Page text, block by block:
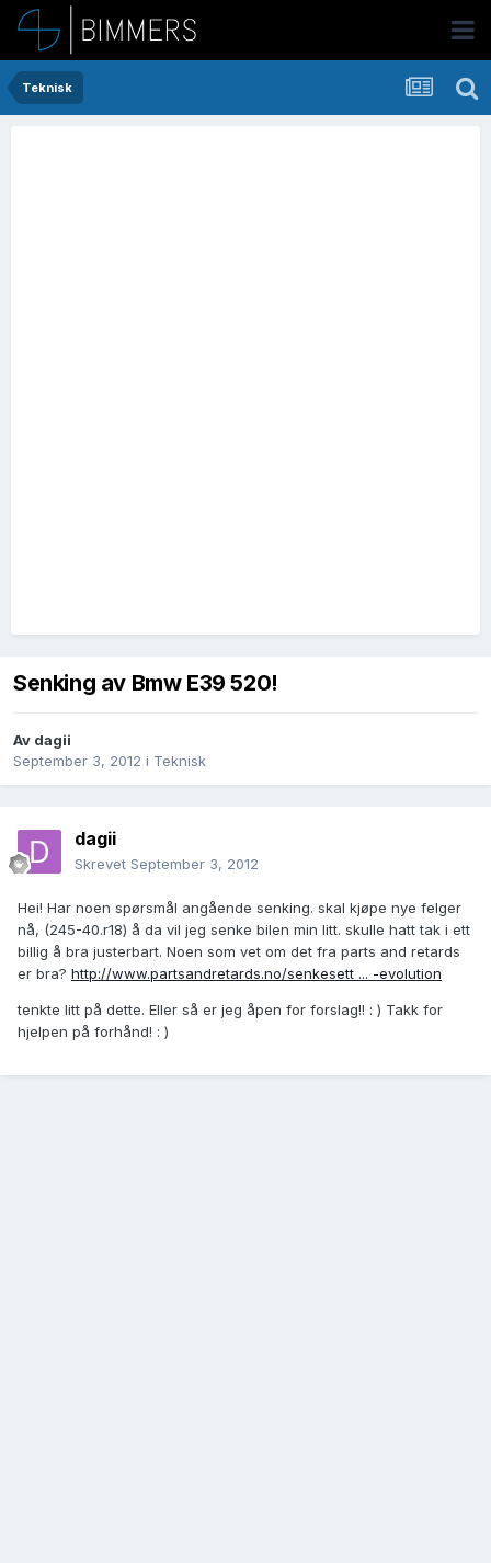
Teknisk
Senking av Bmw E39 520!
Av dagii
September 3, 2012 i Teknisk
dagii
Skrevet September 3, 2012
Hei! Har noen spørsmål angående senking. skal kjøpe nye felger
nå, (245-40.r18) å da vil jeg senke bilen min litt. skulle hatt tak i ett
billig å bra justerbart. Noen som vet om det fra parts and retards
er bra? http://www.partsandretards.no/senkesett ... -evolution
tenkte litt på dette. Eller så er jeg åpen for forslag!! : ) Takk for
hjelpen på forhånd! : )